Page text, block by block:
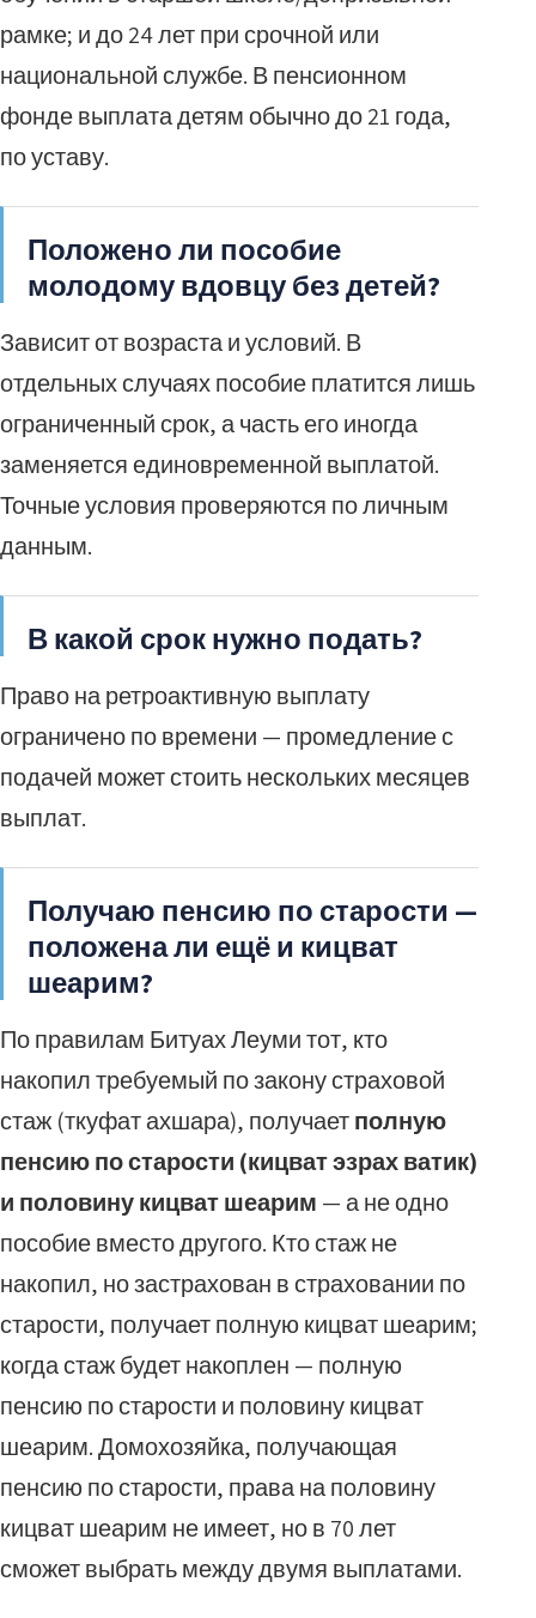
рамке; и до 24 лет при срочной или
национальной службе. В пенсионном
фонде выплата детям обычно до 21 года,
по уставу.
Положено ли пособие
молодому вдовцу без детей?
Зависит от возраста и условий. В
отдельных случаях пособие платится лишь
ограниченный срок, а часть его иногда
заменяется единовременной выплатой.
Точные условия проверяются по личным
данным.
В какой срок нужно подать?
Право на ретроактивную выплату
ограничено по времени — промедление с
подачей может стоить нескольких месяцев
выплат.
Получаю пенсию по старости —
положена ли ещё и кицват
шеарим?
По правилам Битуах Леуми тот, кто
накопил требуемый по закону страховой
стаж (ткуфат ахшара), получаетполную
пенсию по старости (кицват эзрах ватик)
и половину кицват шеарим — а не одно
пособие вместо другого. Кто стаж не
накопил, но застрахован в страховании по
старости, получает полную кицват шеарим;
когда стаж будет накоплен — полную
пенсию по старости и половину кицват
шеарим. Домохозяйка, получающая
пенсию по старости, права на половину
кицват шеарим не имеет, но в 70 лет
сможет выбрать между двумя выплатами.